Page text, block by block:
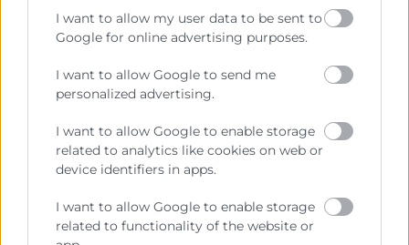
I want to allow my user data to be sent to
Google for online advertising purposes.
I want to allow Google to send me
personalized advertising.
I want to allow Google to enable storage
related to analytics like cookies on web or
device identifiers in apps.
I want to allow Google to enable storage
related to functionality of the website or
sólida.
• Checklist práctico para empresas que quieren
salir o crecer fuera.
10:50
Preguntas y cierre
Contacto
Noelia Cubells